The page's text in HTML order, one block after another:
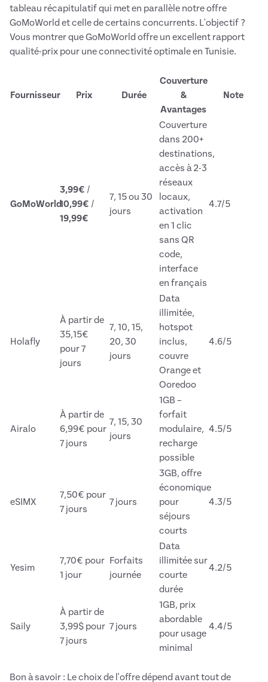
tableau récapitulatif qui met en parallèle notre offre
GoMoWorld et celle de certains concurrents. L'objectif ?
Vous montrer que GoMoWorld offre un excellent rapport
qualité-prix pour une connectivité optimale en Tunisie.
Fournisseur Prix Durée
Couverture
&
Avantages
Note
GoMoWorld
3,99€ /
10,99€ /
19,99€
7, 15 ou 30
jours
Couverture
dans 200+
destinations,
accès à 2-3
réseaux
locaux,
activation
en 1 clic
sans QR
code,
interface
en français
4.7/5
Holafly
À partir de
35,15€
pour 7
jours
7, 10, 15,
20, 30
jours
Data
illimitée,
hotspot
inclus,
couvre
Orange et
Ooredoo
4.6/5
Airalo
À partir de
6,99€ pour
7 jours
7, 15, 30
jours
1GB –
forfait
modulaire,
recharge
possible
4.5/5
eSIMX
7,50€ pour
7 jours
7 jours
3GB, offre
économique
pour
séjours
courts
4.3/5
Yesim
7,70€ pour
1 jour
Forfaits
journée
Data
illimitée sur
courte
durée
4.2/5
Saily
À partir de
3,99$ pour
7 jours
7 jours
1GB, prix
abordable
pour usage
minimal
4.4/5
Bon à savoir : Le choix de l'offre dépend avant tout de